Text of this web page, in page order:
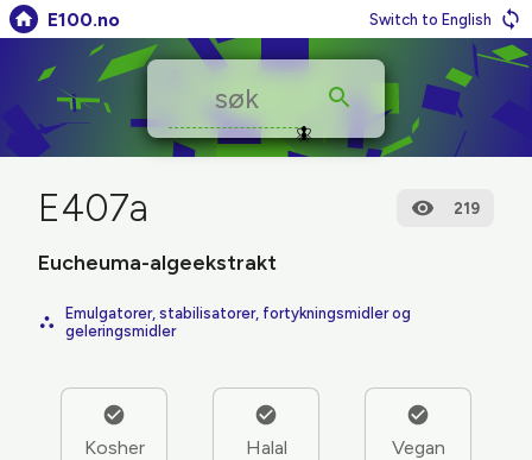
E100.no Switch to English
E407a 219
Eucheuma-algeekstrakt
Emulgatorer, stabilisatorer, fortykningsmidler og
geleringsmidler
Kosher Halal Vegan
🪰